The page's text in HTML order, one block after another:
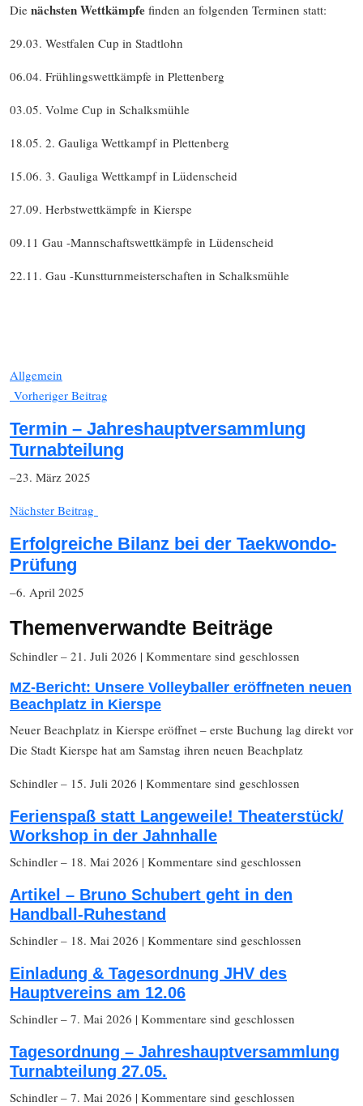
Die nächsten Wettkämpfe finden an folgenden Terminen statt:
29.03. Westfalen Cup in Stadtlohn
06.04. Frühlingswettkämpfe in Plettenberg
03.05. Volme Cup in Schalksmühle
18.05. 2. Gauliga Wettkampf in Plettenberg
15.06. 3. Gauliga Wettkampf in Lüdenscheid
27.09. Herbstwettkämpfe in Kierspe
09.11 Gau -Mannschaftswettkämpfe in Lüdenscheid
22.11. Gau -Kunstturnmeisterschaften in Schalksmühle
Allgemein
Vorheriger Beitrag
Termin – Jahreshauptversammlung
Turnabteilung
–23. März 2025
Nächster Beitrag
Erfolgreiche Bilanz bei der Taekwondo-
Prüfung
–6. April 2025
Themenverwandte Beiträge
Schindler – 21. Juli 2026 | Kommentare sind geschlossen
MZ-Bericht: Unsere Volleyballer eröffneten neuen
Beachplatz in Kierspe
Neuer Beachplatz in Kierspe eröffnet – erste Buchung lag direkt vor
Die Stadt Kierspe hat am Samstag ihren neuen Beachplatz
Schindler – 15. Juli 2026 | Kommentare sind geschlossen
Ferienspaß statt Langeweile! Theaterstück/
Workshop in der Jahnhalle
Schindler – 18. Mai 2026 | Kommentare sind geschlossen
Artikel – Bruno Schubert geht in den
Handball-Ruhestand
Schindler – 18. Mai 2026 | Kommentare sind geschlossen
Einladung & Tagesordnung JHV des
Hauptvereins am 12.06
Schindler – 7. Mai 2026 | Kommentare sind geschlossen
Tagesordnung – Jahreshauptversammlung
Turnabteilung 27.05.
Schindler – 7. Mai 2026 | Kommentare sind geschlossen